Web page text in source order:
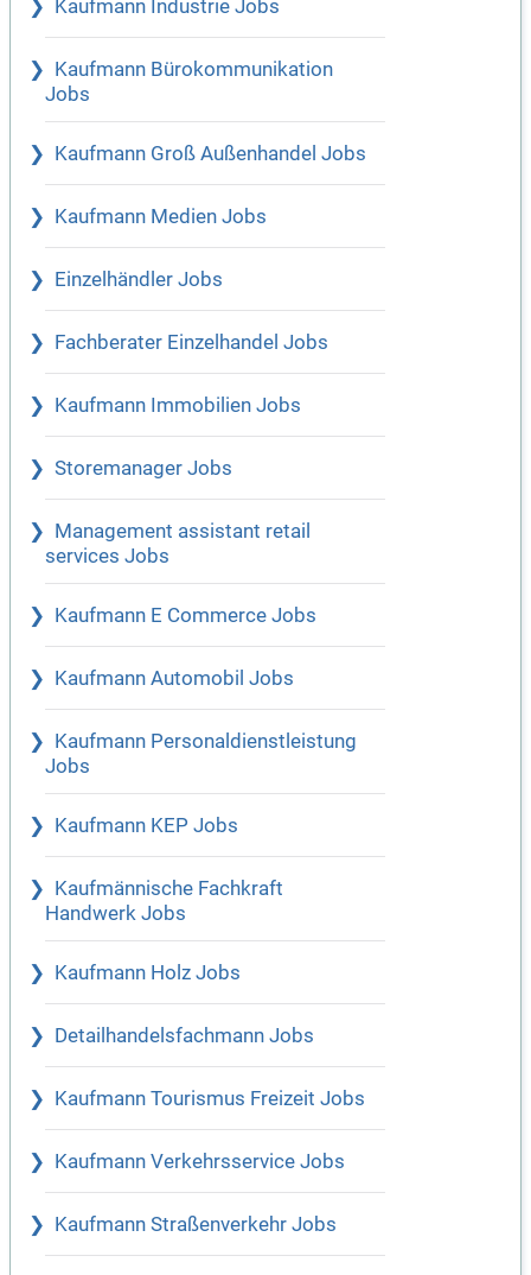
Kaufmann Industrie Jobs
Kaufmann Bürokommunikation
Jobs
Kaufmann Groß Außenhandel Jobs
Kaufmann Medien Jobs
Einzelhändler Jobs
Fachberater Einzelhandel Jobs
Kaufmann Immobilien Jobs
Storemanager Jobs
Management assistant retail
services Jobs
Kaufmann E Commerce Jobs
Kaufmann Automobil Jobs
Kaufmann Personaldienstleistung
Jobs
Kaufmann KEP Jobs
Kaufmännische Fachkraft
Handwerk Jobs
Kaufmann Holz Jobs
Detailhandelsfachmann Jobs
Kaufmann Tourismus Freizeit Jobs
Kaufmann Verkehrsservice Jobs
Kaufmann Straßenverkehr Jobs